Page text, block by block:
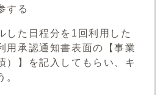
する
た日程分を1回利用した
用承認通知書表面の【事業
）】を記入してもらい、キ
。